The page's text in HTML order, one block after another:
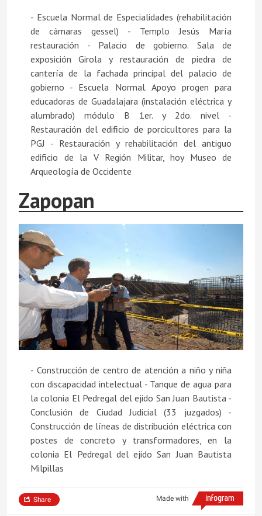
- Escuela Normal de Especialidades (rehabilitación
de cámaras gessel) - Templo Jesús María
restauración - Palacio de gobierno. Sala de
exposición Girola y restauración de piedra de
cantería de la fachada principal del palacio de
gobierno - Escuela Normal. Apoyo progen para
educadoras de Guadalajara (instalación eléctrica y
alumbrado) módulo B 1er. y 2do. nivel -
Restauración del edificio de porcicultores para la
PGJ - Restauración y rehabilitación del antiguo
edificio de la V Región Militar, hoy Museo de
Arqueología de Occidente
Zapopan
- Construcción de centro de atención a niño y niña
con discapacidad intelectual - Tanque de agua para
la colonia El Pedregal del ejido San Juan Bautista -
Conclusión de Ciudad Judicial (33 juzgados) -
Construcción de líneas de distribución eléctrica con
postes de concreto y transformadores, en la
colonia El Pedregal del ejido San Juan Bautista
Milpillas
Made with
Share